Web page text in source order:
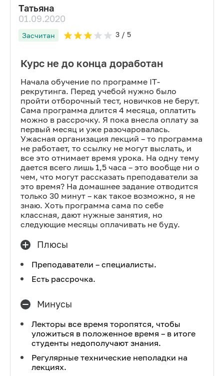
Татьяна
01.09.2020
Засчитан 3/ 5
Курс не до конца доработан
Начала обучение по программе IT-
рекрутинга. Перед учебой нужно было
пройти отборочный тест, новичков не берут.
Сама программа длится 4 месяца, оплатить
можно в рассрочку. Я пока внесла оплату за
первый месяц и уже разочаровалась.
Ужасная организация лекций – то программа
не работает, то ссылку не могут выслать, и
все это отнимает время урока. На одну тему
дается всего лишь 1,5 часа – это вообще ни о
чем, что могут рассказать преподаватели за
это время? На домашнее задание отводится
только 30 минут – как такое возможно, я не
знаю. Хоть программа сама по себе
классная, дают нужные занятия, но
следующие месяцы оплачивать не буду.
Плюсы
Преподаватели – специалисты.
Есть рассрочка.
Минусы
Лекторы все время торопятся, чтобы
уложиться в положенное время – в итоге
студенты недополучают знания.
Регулярные технические неполадки на
лекциях.